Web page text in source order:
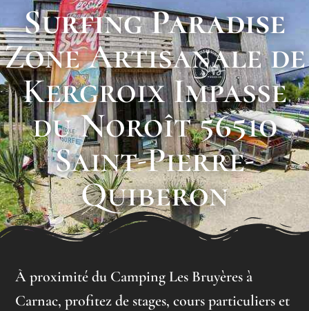
Surfing Paradise
Zone Artisanale de
Kergroix Impasse
du Noroît 56510
Saint-Pierre-
Quiberon
À proximité du Camping Les Bruyères à
Carnac, profitez de stages, cours particuliers et